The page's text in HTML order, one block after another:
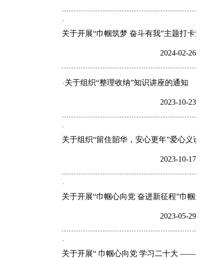
关于开展“巾帼筑梦 奋斗有我”主题打卡活动
2024-02-26
关于组织“整理收纳”知识讲座的通知
2023-10-23
关于组织“留住韶华，安心更年”爱心义诊活
2023-10-17
关于开展“巾帼心向党 奋进新征程”巾帼大宣
2023-05-29
关于开展“ 巾帼心向党 学习二十大 ——‘妇女